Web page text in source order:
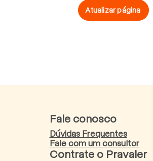
Atualizar página
Fale conosco
Dúvidas Frequentes
Fale com um consultor
Contrate o Pravaler